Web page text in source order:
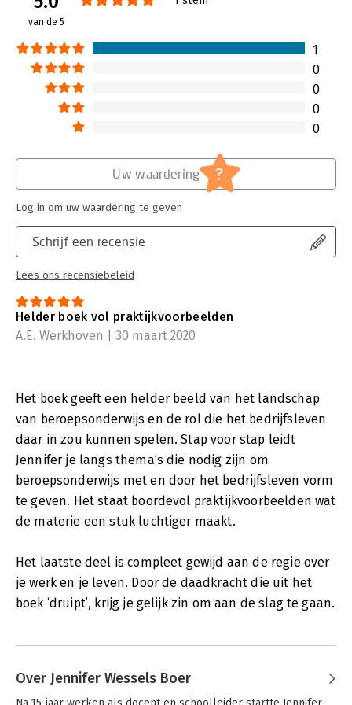
Verschijningsdatum:
Hoofdrubriek:
van de 5
1
0
0
0
0
Schrijf een recensie
Lees ons recensiebeleid
Uw waardering ?
Log in om uw waardering te geven
Helder boek vol praktijkvoorbeelden
A.E. Werkhoven | 30 maart 2020
Het boek geeft een helder beeld van het landschap
van beroepsonderwijs en de rol die het bedrijfsleven
daar in zou kunnen spelen. Stap voor stap leidt
Jennifer je langs thema’s die nodig zijn om
beroepsonderwijs met en door het bedrijfsleven vorm
te geven. Het staat boordevol praktijkvoorbeelden wat
de materie een stuk luchtiger maakt.
Het laatste deel is compleet gewijd aan de regie over
je werk en je leven. Door de daadkracht die uit het
boek ‘druipt’, krijg je gelijk zin om aan de slag te gaan.
Over Jennifer Wessels Boer